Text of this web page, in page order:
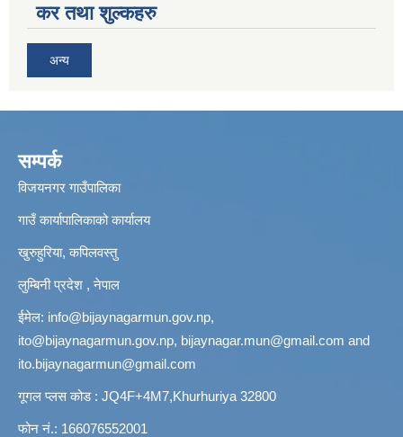
कर तथा शुल्कहरु
अन्य
सम्पर्क
विजयनगर गाउँपालिका
गाउँ कार्यापालिकाको कार्यालय
खुरुहुरिया, कपिलवस्तु
लुम्बिनी प्रदेश , नेपाल
ईमेल: info@bijaynagarmun.gov.np,
ito@bijaynagarmun.gov.np, bijaynagar.mun@gmail.com and
ito.bijaynagarmun@gmail.com
गूगल प्लस कोड : JQ4F+4M7,Khurhuriya 32800
फोन नं.: 166076552001